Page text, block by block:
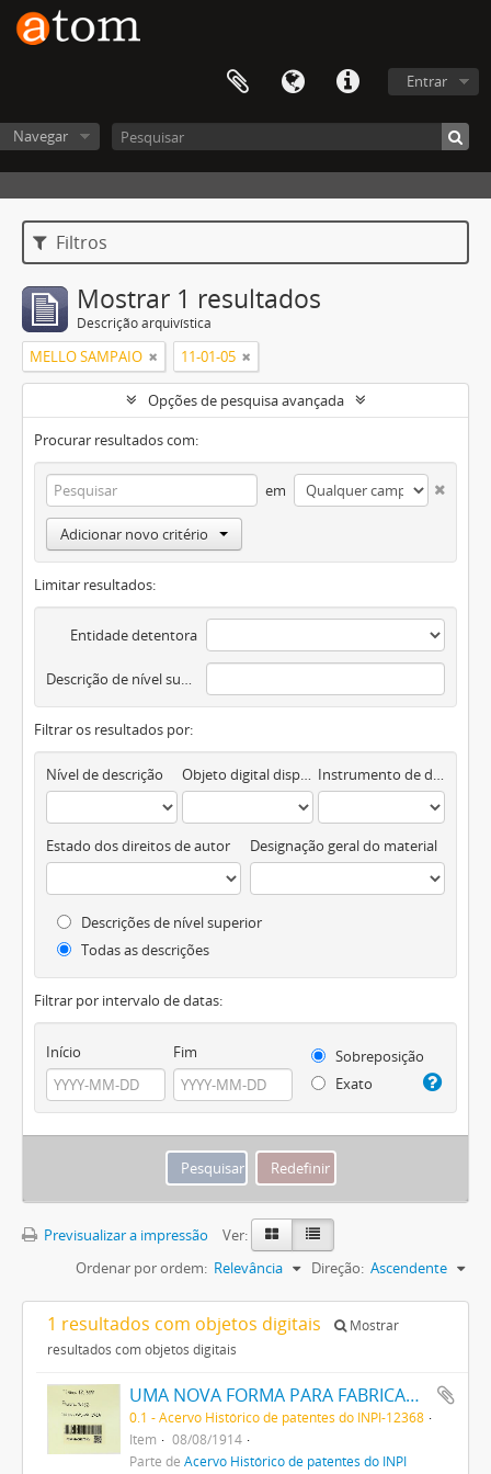
Entrar
Navegar
Filtros
Mostrar 1 resultados
Descrição arquivística
MELLO SAMPAIO 11-01-05
Opções de pesquisa avançada
Procurar resultados com:
em
Adicionar novo critério
Limitar resultados:
Entidade detentora
Descrição de nível superior
Filtrar os resultados por:
Nível de descrição Objeto digital disponível Instrumento de descrição documental
Estado dos direitos de autor Designação geral do material
Descrições de nível superior
Todas as descrições
Filtrar por intervalo de datas:
Início Fim
Sobreposição
Exato
Previsualizar a impressão
Ver:
Ordenar por ordem: Relevância Direção: Ascendente
1 resultados com objetos digitais
Mostrar
resultados com objetos digitais
UMA NOVA FORMA PARA FABRICAR LADRILHOS E SEMELHANTES
0.1 - Acervo Histórico de patentes do INPI-12368
Item
08/08/1914
Parte de Acervo Histórico de patentes do INPI